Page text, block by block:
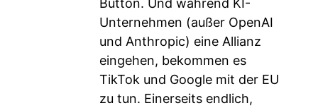
Button. Und während KI-
Unternehmen (außer OpenAI
und Anthropic) eine Allianz
eingehen, bekommen es
TikTok und Google mit der EU
zu tun. Einerseits endlich,